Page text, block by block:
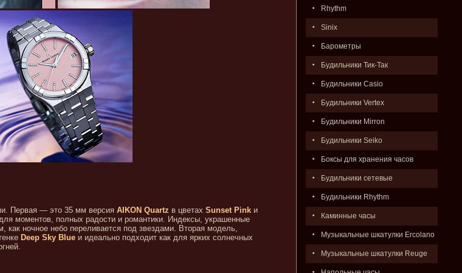
Rhythm
Sinix
Барометры
Будильники Тик-Так
Будильники Casio
Будильники Vertex
Будильники Mirron
Будильники Seiko
Боксы для хранения часов
Будильники сетевые
Будильники Rhythm
Каминные часы
Музыкальные шкатулки Ercolano
Музыкальные шкатулки Reuge
Первая — это 35 мм версия AIKON Quartz в цветах Sunset Pink и
моментов, полных радости и романтики. Индексы, украшенные
как ночное небо переливается под звездами. Вторая модель,
Deep Sky Blue и идеально подходит как для ярких солнечных